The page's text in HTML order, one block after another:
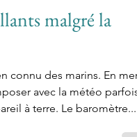
2 min de lecture
malgré la